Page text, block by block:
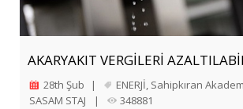
AKARYAKIT VERGİLERİ
28th Şub | ENERJİ, Sahipkıran
SASAM STAJ
| 348881